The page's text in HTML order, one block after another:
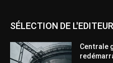
SÉLECTION DE L'EDITEUR
Centrale